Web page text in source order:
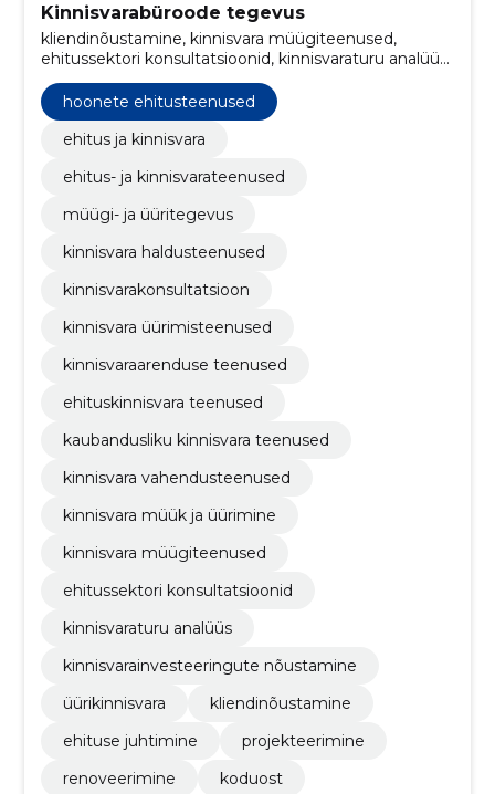
Kinnisvarabüroode tegevus
kliendinõustamine, kinnisvara müügiteenused,
ehitussektori konsultatsioonid, kinnisvaraturu analüüs,
kinnisvarainvesteeringute nõustamine, üürikinnisvara,
renoveerimine, investeerimine, koduost, kinnisvara
müük ja üürimine
hoonete ehitusteenused
ehitus ja kinnisvara
ehitus- ja kinnisvarateenused
müügi- ja üüritegevus
kinnisvara haldusteenused
kinnisvarakonsultatsioon
kinnisvara üürimisteenused
kinnisvaraarenduse teenused
ehituskinnisvara teenused
kaubandusliku kinnisvara teenused
kinnisvara vahendusteenused
kinnisvara müük ja üürimine
kinnisvara müügiteenused
ehitussektori konsultatsioonid
kinnisvaraturu analüüs
kinnisvarainvesteeringute nõustamine
üürikinnisvara
kliendinõustamine
ehituse juhtimine
projekteerimine
renoveerimine
koduost